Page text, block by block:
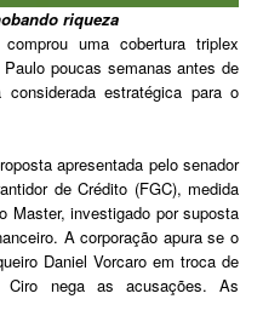
riqueza
uma cobertura triplex
poucas semanas antes de
considerada estratégica para o
apresentada pelo senador
de Crédito (FGC), medida
Master, investigado por suposta
A corporação apura se o
Daniel Vorcaro em troca de
Ciro nega as acusações. As